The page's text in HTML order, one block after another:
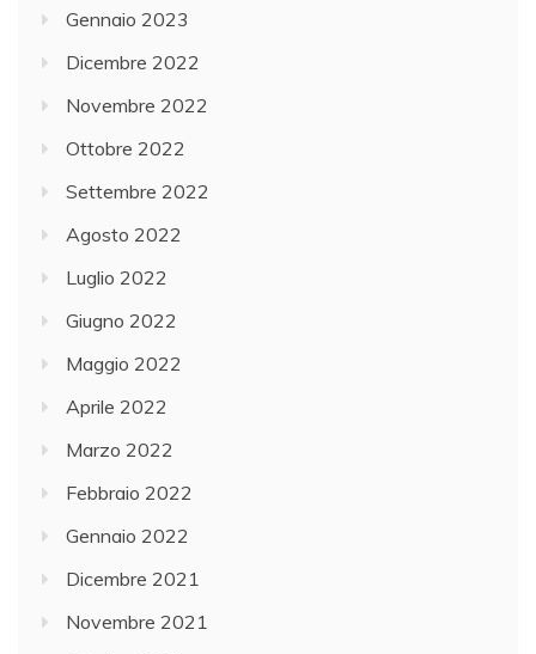
Gennaio 2023
Dicembre 2022
Novembre 2022
Ottobre 2022
Settembre 2022
Agosto 2022
Luglio 2022
Giugno 2022
Maggio 2022
Aprile 2022
Marzo 2022
Febbraio 2022
Gennaio 2022
Dicembre 2021
Novembre 2021